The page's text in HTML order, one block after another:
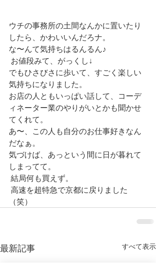
ウチの事務所の土間なんかに置いたり
したら、かわいいんだろナ。
な〜んて気持ちはるんるん♪
お値段みて、がっくし↓
でもひさびさに歩いて、すごく楽しい
気持ちになりました。
お店の人ともいっぱい話して、コーデ
ィネーター業のやりがいとかも聞かせ
てくれて。
あ〜、この人も自分のお仕事好きなん
だなぁ。
気づけば、あっという間に日が暮れて
しまってて。
結局何も買えず。
（笑）
最新記事 すべて表示